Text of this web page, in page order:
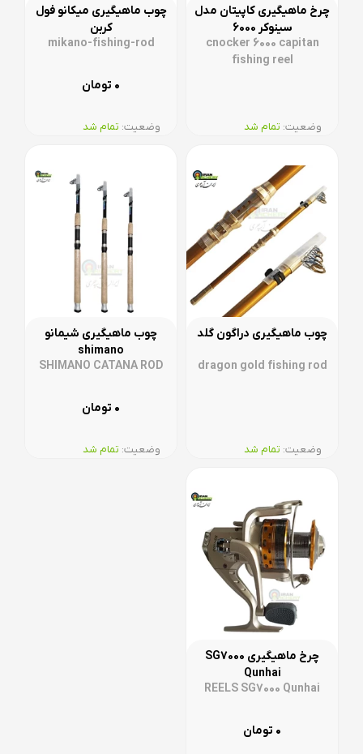
چرخ ماهیگیری کاپیتان مدل
سینوکر 6000
cnocker 6000 capitan
fishing reel
وضعیت:‌ تمام شد
چوب ماهیگیری میکانو فول
کربن
mikano-fishing-rod
۰ تومان
وضعیت:‌ تمام شد
چوب ماهیگیری دراگون گلد
dragon gold fishing rod
وضعیت:‌ تمام شد
چوب ماهیگیری شیمانو
shimano
SHIMANO CATANA ROD
۰ تومان
وضعیت:‌ تمام شد
چرخ ماهیگیری SG7000
Qunhai
REELS SG7000 Qunhai
۰ تومان